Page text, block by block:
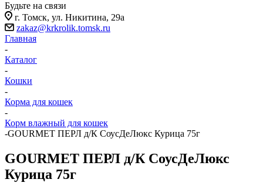
Будьте на связи
г. Томск, ​ул. Никитина, 29а
zakaz@krkrolik.tomsk.ru
Главная
-
Каталог
-
Кошки
-
Корма для кошек
-
Корм влажный для кошек
-GOURMET ПЕРЛ д/К СоусДеЛюкс Курица 75г
GOURMET ПЕРЛ д/К СоусДеЛюкс
Курица 75г